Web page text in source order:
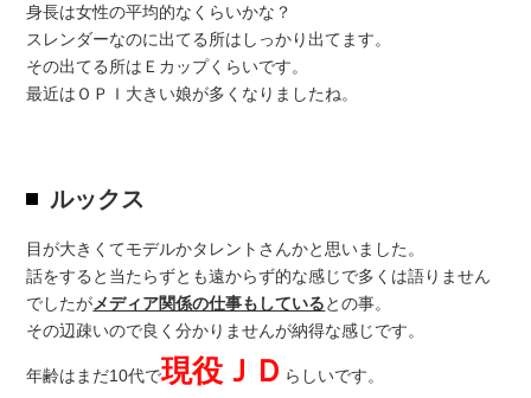
身長は女性の平均的なくらいかな？
スレンダーなのに出てる所はしっかり出てます。
その出てる所はＥカップくらいです。
最近はＯＰＩ大きい娘が多くなりましたね。
ルックス
目が大きくてモデルかタレントさんかと思いました。
話をすると当たらずとも遠からず的な感じで多くは語りません
でしたがメディア関係の仕事もしているとの事。
その辺疎いので良く分かりませんが納得な感じです。
年齢はまだ10代で現役ＪＤ らしいです。